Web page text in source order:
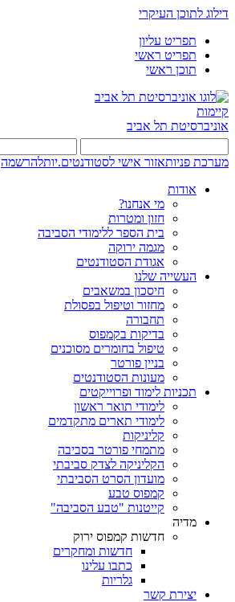
דילוג לתוכן העיקרי
תפריט עליון
תפריט ראשי
תוכן ראשי
קיימות
אוניברסיטת תל אביב
מערכת פניותאזור אישי לסטודנטים.יותלהרשמה
אודות
מי אנחנו?
חזון ומטרות
בית הספר ללימודי הסביבה
מגמה ירוקה
אגודת הסטודנטים
העשייה שלנו
חיסכון במשאבים
מחזור וטיפול בפסולת
תחבורה
בדיקות בקמפוס
טיפול בחומרים מסוכנים
בניין פורטר
מעונות הסטודנטים
תכניות לימוד ופרוייקטים
לימודי תואר ראשון
לימודי תארים מתקדמים
קליניקות
מתמחי פורטר בסביבה
הקליניקה לצדק סביבתי
מועדון הסרט הסביבתי
קמפוס טבע
קייטנות "טבע הסביבה"
מדיה
חדשות קמפוס ירוק
חדשות ומחקרים
כתבו עלינו
גלריות
יצירת קשר